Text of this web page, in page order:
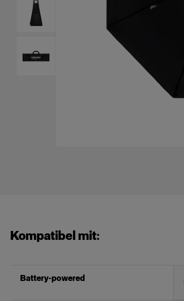
Kompatibel mit:
Battery-powered